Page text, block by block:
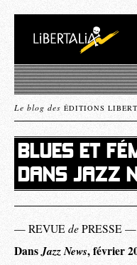
Le blog des ÉDITIONS
BLUES ET
DANS JAZZ
— REVUE de PRESSE —
DansJazz News, février